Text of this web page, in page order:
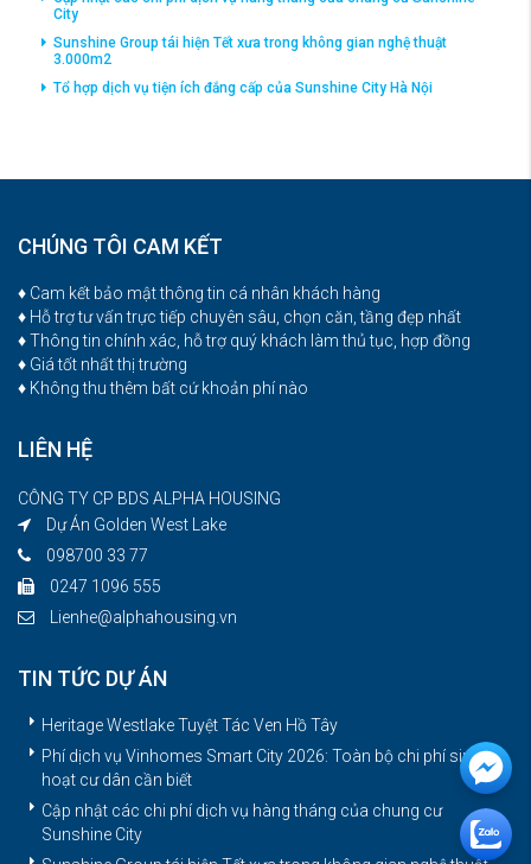
City
Sunshine Group tái hiện Tết xưa trong không gian nghệ thuật
3.000m2
Tổ hợp dịch vụ tiện ích đắng cấp của Sunshine City Hà Nội
CHÚNG TÔI CAM KẾT
♦ Cam kết bảo mật thông tin cá nhân khách hàng
♦ Hỗ trợ tư vấn trực tiếp chuyên sâu, chọn căn, tầng đẹp nhất
♦ Thông tin chính xác, hỗ trợ quý khách làm thủ tục, hợp đồng
♦ Giá tốt nhất thị trường
♦ Không thu thêm bất cứ khoản phí nào
LIÊN HỆ
CÔNG TY CP BDS ALPHA HOUSING
Dự Án Golden West Lake
098700 33 77
0247 1096 555
Lienhe@alphahousing.vn
TIN TỨC DỰ ÁN
Heritage Westlake Tuyệt Tác Ven Hồ Tây
Phí dịch vụ Vinhomes Smart City 2026: Toàn bộ chi phí sinh
hoạt cư dân cần biết
Cập nhật các chi phí dịch vụ hàng tháng của chung cư
Sunshine City